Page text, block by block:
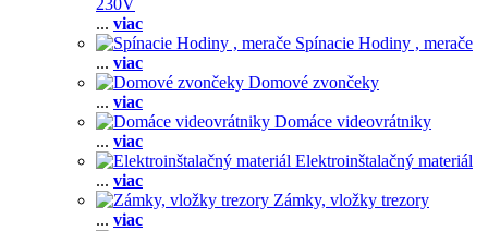
230V
... viac
Spínacie Hodiny , merače
... viac
Domové zvončeky
... viac
Domáce videovrátniky
... viac
Elektroinštalačný materiál
... viac
Zámky, vložky trezory
... viac